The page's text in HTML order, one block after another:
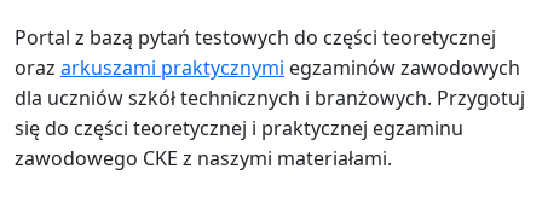
Portal z bazą pytań testowych do części teoretycznej
oraz arkuszami praktycznymi egzaminów zawodowych
dla uczniów szkół technicznych i branżowych. Przygotuj
się do części teoretycznej i praktycznej egzaminu
zawodowego CKE z naszymi materiałami.